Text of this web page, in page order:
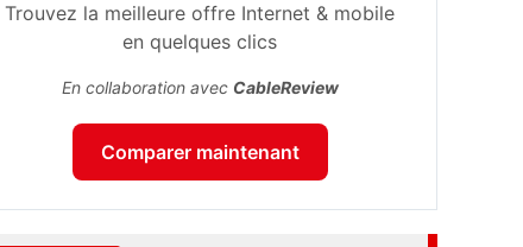
Trouvez la meilleure offre Internet & mobile
en quelques clics
En collaboration avec CableReview
Comparer maintenant